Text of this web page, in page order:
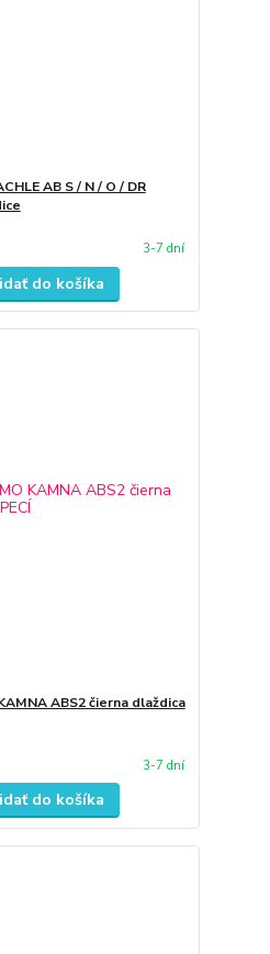
AB S / N / O / DR
3-7 dní
do košíka
ABS2 čierna dlaždica
3-7 dní
do košíka